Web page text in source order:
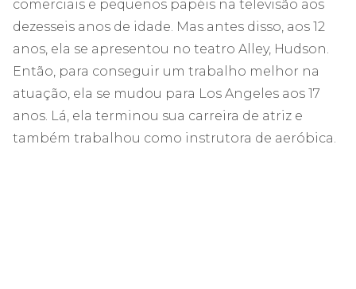
comerciais e pequenos papéis na televisão aos
dezesseis anos de idade. Mas antes disso, aos 12
anos, ela se apresentou no teatro Alley, Hudson.
Então, para conseguir um trabalho melhor na
atuação, ela se mudou para Los Angeles aos 17
anos. Lá, ela terminou sua carreira de atriz e
também trabalhou como instrutora de aeróbica.